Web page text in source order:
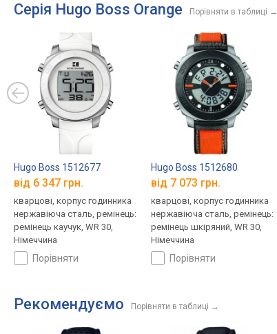
Серія Hugo Boss Orange Порівняти в таблиці →
Hugo Boss 1512677
від 6 347 грн.
кварцові, корпус годинника
нержавіюча сталь, ремінець:
ремінець каучук, WR 30,
Німеччина
порівняти
Hugo Boss 1512680
від 7 073 грн.
кварцові, корпус годинника
нержавіюча сталь, ремінець:
ремінець шкіряний, WR 30,
Німеччина
порівняти
Рекомендуємо Порівняти в таблиці →